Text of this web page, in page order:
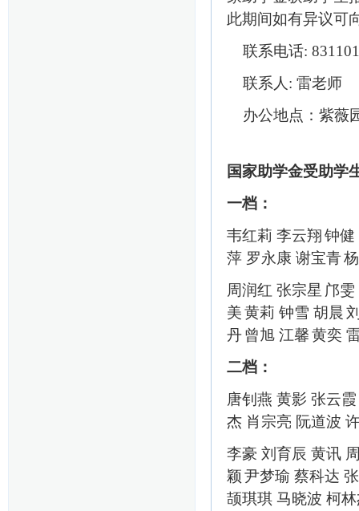
此期间如有异议可
联系电话:
联系人 : 雷老师
办公地点：紫薇
国家助学金受助学
一档：
韦红莉 李云翔钟健
萍 罗永康 谢宝青
周润红 张宗星 邝雯
美黄莉 钟雪 胡晨
丹曾旭 江馨黄奕
二档：
唐钊燕 黄影 张云霞
杰 肖宗亮 阮道波
李豪 刘育辰 黄讯
颖尹梦瑜 蔡科达
颉琪琪 马晓波 柯